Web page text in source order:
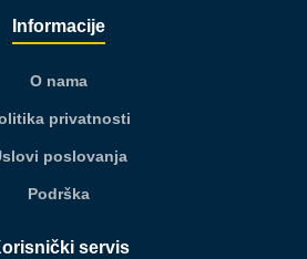
Informacije
O nama
privatnosti
poslovanja
Podrška
servis